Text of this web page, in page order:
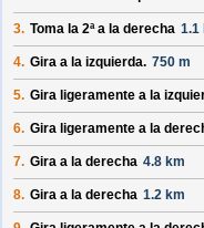
3. Toma la 2ª a la derecha 1.1
4. Gira a la izquierda. 750 m
5. Gira ligeramente a la
6. Gira ligeramente a la
7. Gira a la derecha 4.8 km
8. Gira a la derecha 1.2 km